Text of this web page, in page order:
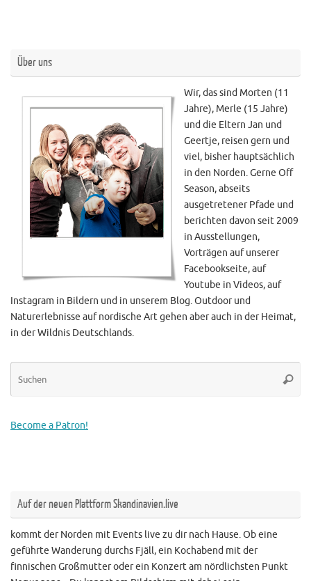
Über uns
Wir, das sind Morten (11
Jahre), Merle (15 Jahre)
und die Eltern Jan und
Geertje, reisen gern und
viel, bisher hauptsächlich
in den Norden. Gerne Off
Season, abseits
ausgetretener Pfade und
berichten davon seit 2009
in Ausstellungen,
Vorträgen auf unserer
Facebookseite, auf
Youtube in Videos, auf
Instagram in Bildern und in unserem Blog. Outdoor und
Naturerlebnisse auf nordische Art gehen aber auch in der Heimat,
in der Wildnis Deutschlands.
Become a Patron!
Auf der neuen Plattform Skandinavien.live
kommt der Norden mit Events live zu dir nach Hause. Ob eine
geführte Wanderung durchs Fjäll, ein Kochabend mit der
finnischen Großmutter oder ein Konzert am nördlichsten Punkt